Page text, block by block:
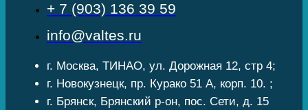
+ 7 (903) 136 39 59
info@valtes.ru
г. Москва, ТИНАО, ул. Дорожная 12, стр 4;
г. Новокузнецк, пр. Курако 51 А, корп. 10. ;
г. Брянск, Брянский р-он, пос. Сети, д. 15